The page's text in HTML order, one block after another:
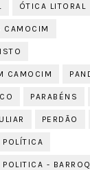
ÓTICA LITORAL
CAMOCIM
CAMOCIM
PARABÉNS
PERDÃO
POLÍTICA
POLITICA -